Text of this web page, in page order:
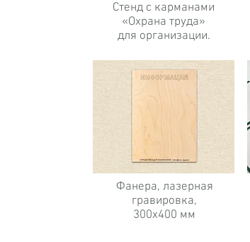
Стенд с карманами
«Охрана труда»
для организации.
Фанера, лазерная
гравировка,
300х400 мм